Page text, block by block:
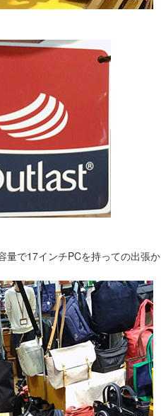
で17インチPCを持っての出張